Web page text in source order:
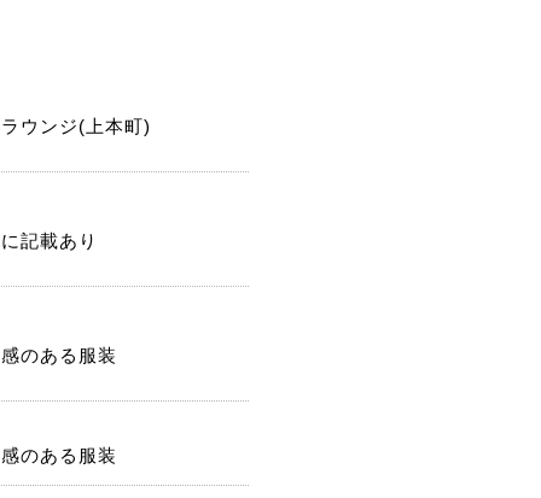
ウンジ(上本町)
記載あり
のある服装
のある服装